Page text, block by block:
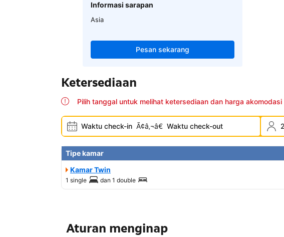
Informasi sarapan
Asia
Pesan sekarang
Ketersediaan
Pilih tanggal untuk melihat ketersediaan dan harga akomodasi
Waktu check-in Ã¢â‚¬â€ Waktu check-out
Tipe kamar
Kamar Twin
1 single dan 1 double
Aturan menginap